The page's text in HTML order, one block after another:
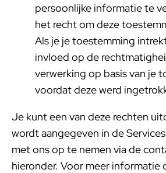
persoonlijke informatie te
het recht om deze
Als je je toestemming
invloed op de
verwerking op basis van je
voordat deze werd
Je kunt een van deze rechten
wordt aangegeven in de
met ons op te nemen via de
hieronder. Voor meer informatie